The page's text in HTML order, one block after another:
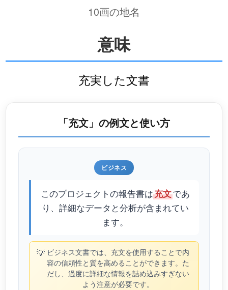
10画の地名
意味
充実した文書
「充文」の例文と使い方
ビジネス
このプロジェクトの報告書は充文であ
り、詳細なデータと分析が含まれてい
ます。
💡 ビジネス文書では、充文を使用することで内
容の信頼性と質を高めることができます。た
だし、過度に詳細な情報を詰め込みすぎない
よう注意が必要です。